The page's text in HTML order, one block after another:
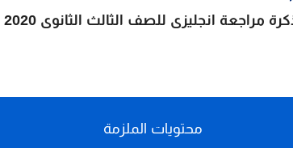
مراجعة انجليزى للصف الثالث الثانوى 2020
محتويات الملزمة